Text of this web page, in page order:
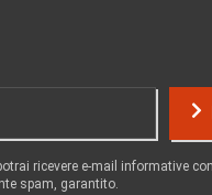
ricevere e-mail informative
spam, garantito.